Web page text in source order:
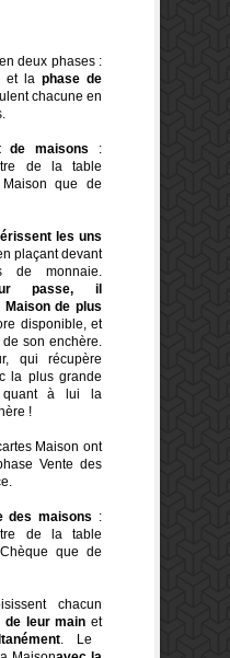
deux phases :
et la phase de
chacune en
de maisons :
de la table
que de
les uns
plaçant devant
de monnaie.
passe, il
de plus
disponible, et
son enchère.
qui récupère
la plus grande
quant à lui la
!
Maison ont
Vente des
des maisons :
de la table
que de
chacun
de leur main et
. Le